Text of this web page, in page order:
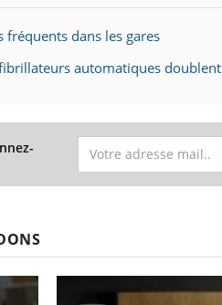
fréquents dans les gares
automatiques